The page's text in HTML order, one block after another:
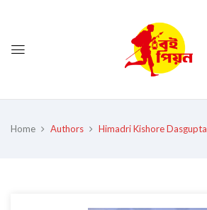
Home Authors Himadri Kishore Dasgupta